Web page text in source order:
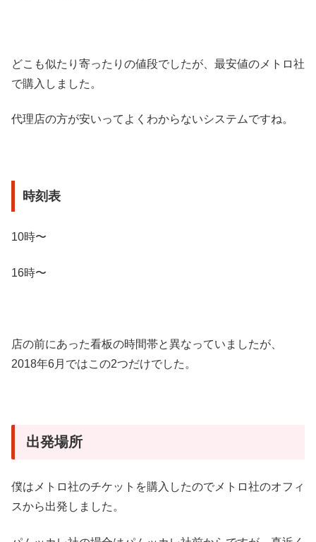
どこも似たり寄ったりの値段でしたが、最安値のメトロ社
で購入しました。
代理店の方が安いってよくわからないシステムですね。
時刻表
10時〜
16時〜
店の前にあった看板の時間帯と異なっていましたが、
2018年6月ではこの2つだけでした。
出発場所
僕はメトロ社のチケットを購入したのでメトロ社のオフィ
スから出発しました。